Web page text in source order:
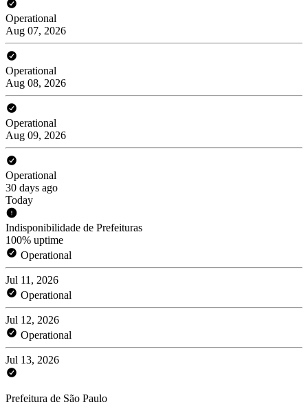
Operational
Aug 07, 2026
Operational
Aug 08, 2026
Operational
Aug 09, 2026
Operational
30 days ago
Today
Indisponibilidade de Prefeituras
100% uptime
Operational
Jul 11, 2026
Operational
Jul 12, 2026
Operational
Jul 13, 2026
Prefeitura de São Paulo